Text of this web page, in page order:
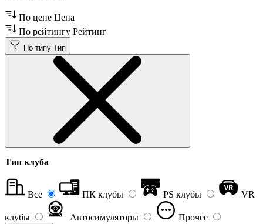
По цене Цена
По рейтингу Рейтинг
По типу Тип
Тип клуба
Все ПК клубы PS клубы VR
клубы Автосимуляторы Прочее